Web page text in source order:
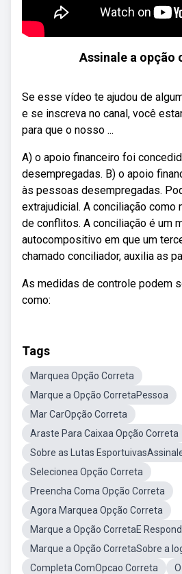
Assinale a opção
Se esse vídeo te ajudou de
e se inscreva no canal, você
para que o nosso ...
A) o apoio financeiro foi
desempregadas. B) o apoio
às pessoas desempregadas.
extrajudicial. A conciliação como
de conflitos. A conciliação é um
autocompositivo em que um
chamado conciliador, auxilia as
As medidas de controle podem
como:
Tags
Marquea Opção Correta
Marque a Opção CorretaPessoa
Mar CarOpção Correta
Araste Para Caixaa Opção Correta
Sobre as Lutas
Selecionea Opção Correta
Preencha Coma Opção Correta
Agora Marquea Opção Correta
Marque a Opção CorretaE
Marque a Opção CorretaSobre a
Completa ComOpcao Correta